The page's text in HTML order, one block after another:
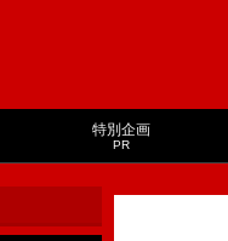
特別企画
PR